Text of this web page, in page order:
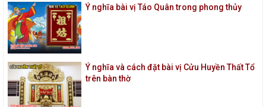
Ý nghĩa bài vị Táo Quân trong phong thủy
Ý nghĩa và cách đặt bài vị Cửu Huyền Thất Tổ
trên bàn thờ